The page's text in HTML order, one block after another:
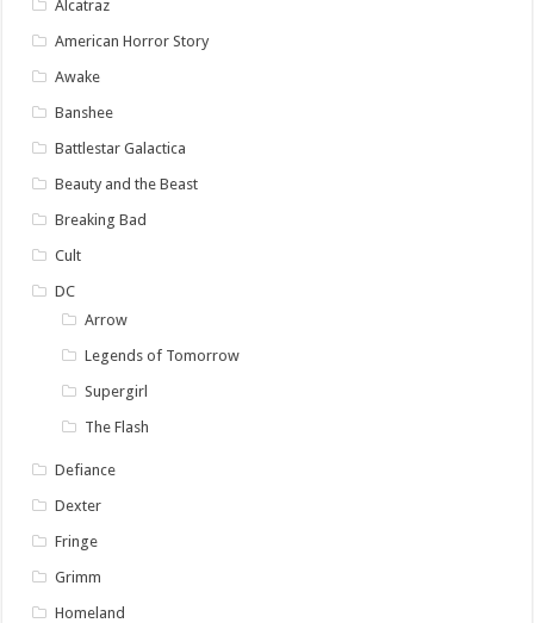
Alcatraz
American Horror Story
Awake
Banshee
Battlestar Galactica
Beauty and the Beast
Breaking Bad
Cult
DC
Arrow
Legends of Tomorrow
Supergirl
The Flash
Defiance
Dexter
Fringe
Grimm
Homeland